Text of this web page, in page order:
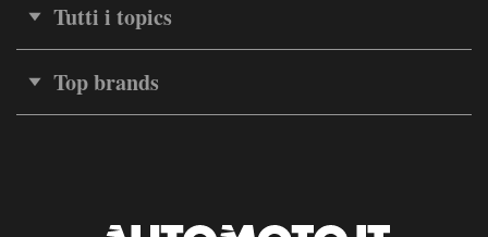
Tutti i topics
Top brands